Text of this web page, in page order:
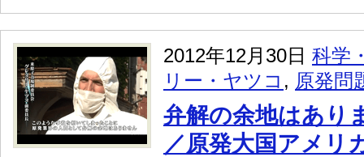
2012年12月30日 科学
リー・ヤツコ , 原発問
弁解の余地はあり
／原発大国アメリ